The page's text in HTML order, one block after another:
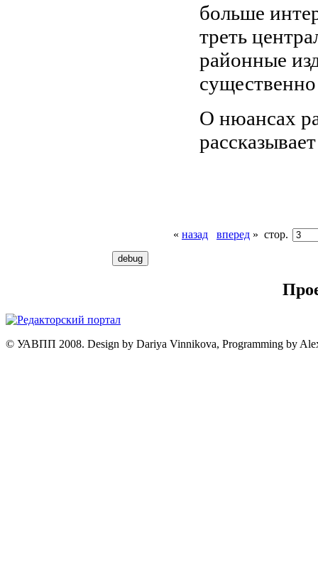
больше
треть
районные
О нюансах
« назад вперед » стор.
© УАВПП 2008. Design by Dariya Vinnikova, Programming by